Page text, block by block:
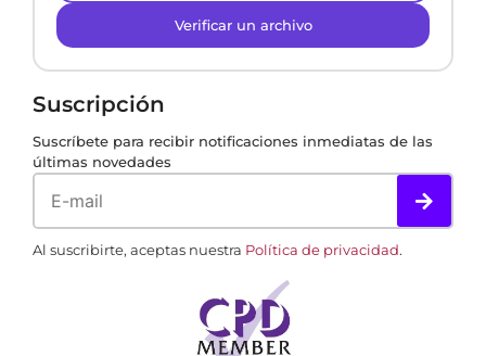
Verificar un archivo
Suscripción
Suscríbete para recibir notificaciones inmediatas de las
últimas novedades
Al suscribirte, aceptas nuestra Política de privacidad.